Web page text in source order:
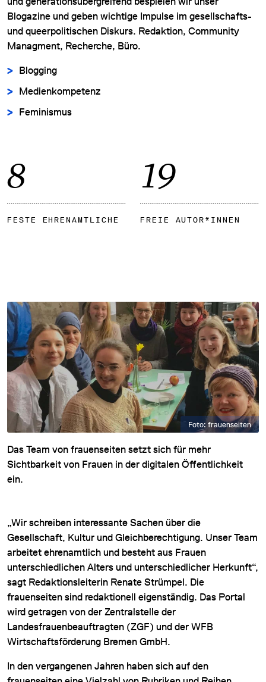
Blogazine und geben wichtige Impulse im gesellschafts-
und queerpolitischen Diskurs. Redaktion, Community
Managment, Recherche, Büro.
Blogging
Medienkompetenz
Feminismus
10
FESTE EHRENAMTLICHE
22
FREIE AUTOR* INNEN
Foto: frauenseiten
Das Team von frauenseiten setzt sich für mehr
Sichtbarkeit von Frauen in der digitalen Öffentlichkeit
ein.
„Wir schreiben interessante Sachen über die
Gesellschaft, Kultur und Gleichberechtigung. Unser Team
arbeitet ehrenamtlich und besteht aus Frauen
unterschiedlichen Alters und unterschiedlicher Herkunft“,
sagt Redaktionsleiterin Renate Strümpel. Die
frauenseiten sind redaktionell eigenständig. Das Portal
wird getragen von der Zentralstelle der
Landesfrauenbeauftragten (ZGF) und der WFB
Wirtschaftsförderung Bremen GmbH.
In den vergangenen Jahren haben sich auf den